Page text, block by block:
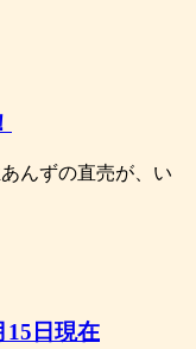
んずの直売が、い
15日現在